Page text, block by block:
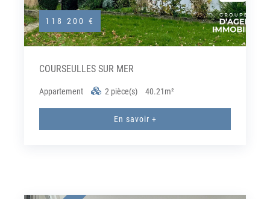
COURSEULLES SUR MER
118 200 €
Appartement 2 pièce(s) 40.21m²
En savoir +